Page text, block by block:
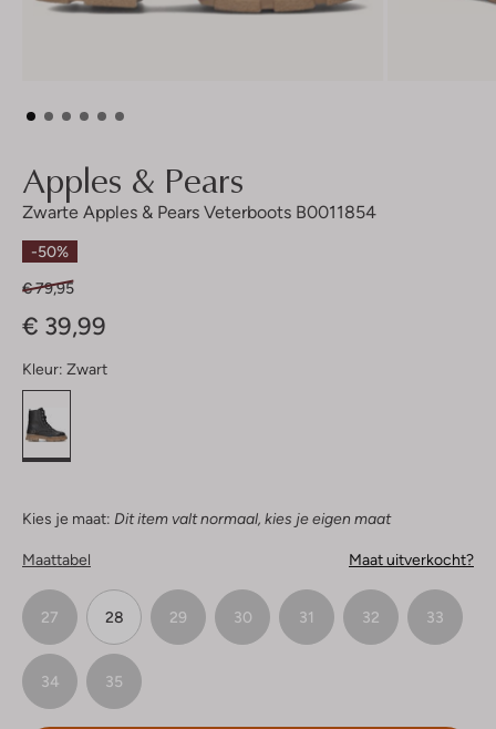
Apples & Pears
Zwarte Apples & Pears Veterboots B0011854
-50%
€ 79,95
€ 39,99
Kleur: Zwart
Kies je maat: Dit item valt normaal, kies je eigen maat
Maattabel Maat uitverkocht?
27 28 29 30 31 32 33
34 35